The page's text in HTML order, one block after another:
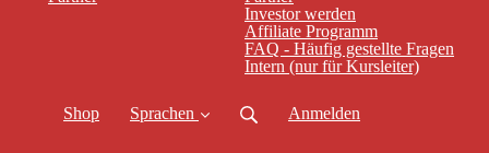
Investor werden
Affiliate Programm
FAQ - Häufig gestellte Fragen
Intern (nur für Kursleiter)
Shop Sprachen Anmelden